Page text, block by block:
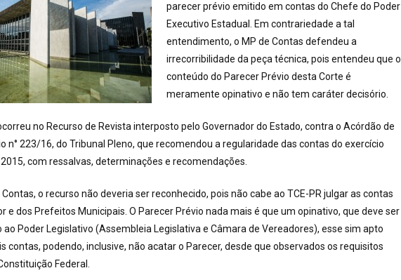
parecer prévio emitido em contas do Chefe do Poder
Executivo Estadual. Em contrariedade a tal
entendimento, o MP de Contas defendeu a
irrecorribilidade da peça técnica, pois entendeu que o
conteúdo do Parecer Prévio desta Corte é
meramente opinativo e não tem caráter decisório.
no Recurso de Revista interposto pelo Governador do Estado, contra o Acórdão de
n° 223/16, do Tribunal Pleno, que recomendou a regularidade das contas do exercício
com ressalvas, determinações e recomendações.
Contas, o recurso não deveria ser reconhecido, pois não cabe ao TCE-PR julgar as contas
e dos Prefeitos Municipais. O Parecer Prévio nada mais é que um opinativo, que deve ser
ao Poder Legislativo (Assembleia Legislativa e Câmara de Vereadores), esse sim apto
contas, podendo, inclusive, não acatar o Parecer, desde que observados os requisitos
Federal.